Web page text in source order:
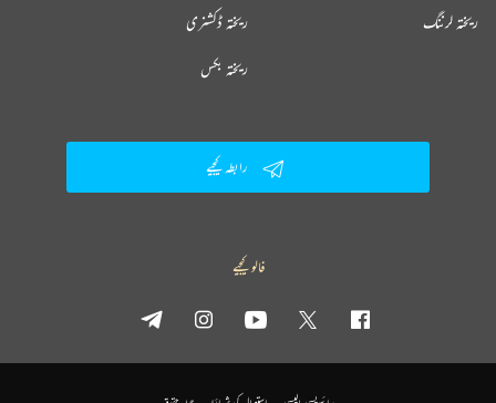
ریختہ ڈکشنری ریختہ لرننگ
ریختہ بکس
رابطہ کیجیے
فالو کیجیے